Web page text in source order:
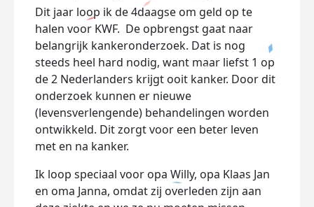
Dit jaar loop ik de 4daagse om geld op te
halen voor KWF. De opbrengst gaat naar
belangrijk kankeronderzoek. Dat is nog
steeds heel hard nodig, want maar liefst 1 op
de 2 Nederlanders krijgt ooit kanker. Door dit
onderzoek kunnen er nieuwe
(levensverlengende) behandelingen worden
ontwikkeld. Dit zorgt voor een beter leven
met en na kanker.
Ik loop speciaal voor opa Willy, opa Klaas Jan
en oma Janna, omdat zij overleden zijn aan